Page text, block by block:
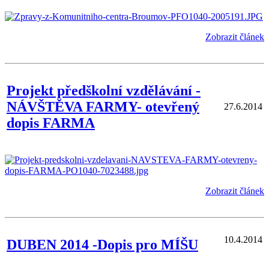
Zobrazit článek
Projekt předškolní vzdělávání -
NÁVŠTĚVA FARMY- otevřený
dopis FARMA
27.6.2014
Zobrazit článek
DUBEN 2014 -Dopis pro MÍŠU 10.4.2014